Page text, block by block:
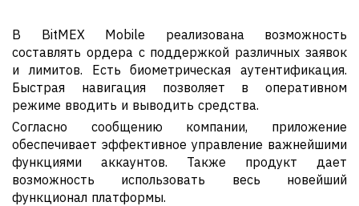
В BitMEX Mobile реализована возможность
составлять ордера с поддержкой различных заявок
и лимитов. Есть биометрическая аутентификация.
Быстрая навигация позволяет в оперативном
режиме вводить и выводить средства.
Согласно сообщению компании, приложение
обеспечивает эффективное управление важнейшими
функциями аккаунтов. Также продукт дает
возможность использовать весь новейший
функционал платформы.